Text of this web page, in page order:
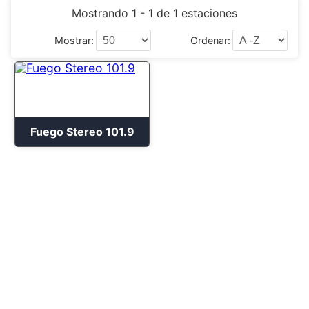
Mostrando 1 - 1 de 1 estaciones
Mostrar: Ordenar:
Fuego Stereo 101.9